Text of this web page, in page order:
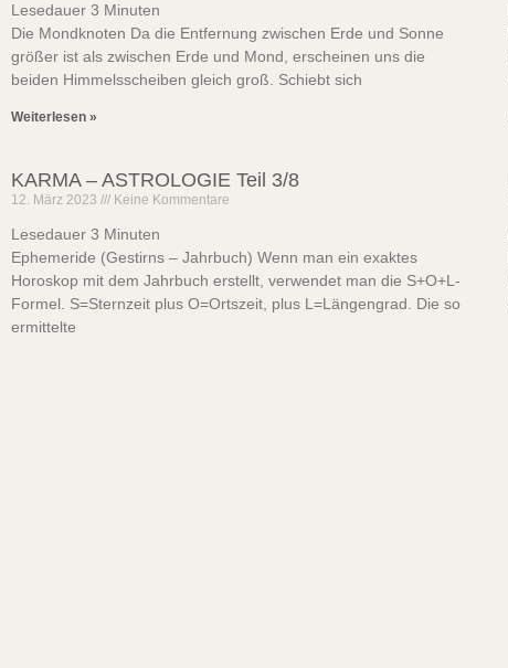
Lesedauer 3 Minuten
Die Mondknoten Da die Entfernung zwischen Erde und Sonne
größer ist als zwischen Erde und Mond, erscheinen uns die
beiden Himmelsscheiben gleich groß. Schiebt sich
Weiterlesen »
KARMA – ASTROLOGIE Teil 3/8
12. März 2023 Keine Kommentare
Lesedauer 3 Minuten
Ephemeride (Gestirns – Jahrbuch) Wenn man ein exaktes
Horoskop mit dem Jahrbuch erstellt, verwendet man die S+O+L-
Formel. S=Sternzeit plus O=Ortszeit, plus L=Längengrad. Die so
ermittelte